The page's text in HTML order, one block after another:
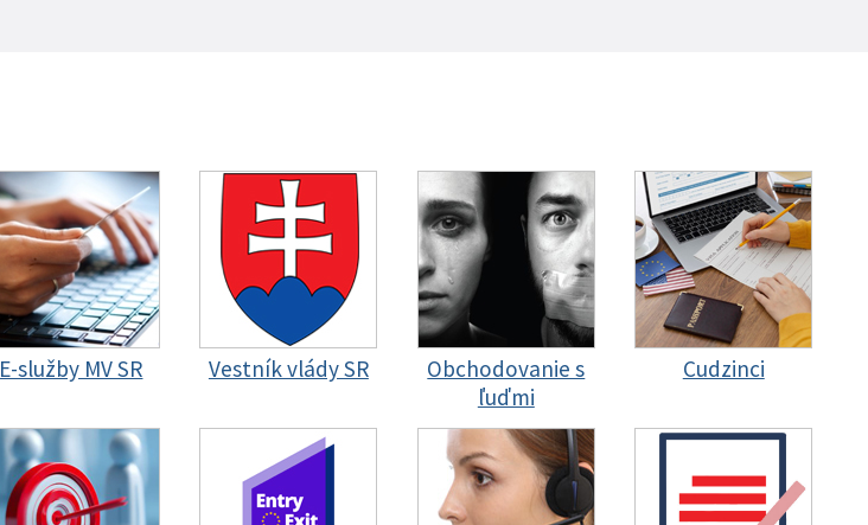
E-služby MV SR Vestník vlády SR
Obchodovanie s
ľuďmi
Cudzinci